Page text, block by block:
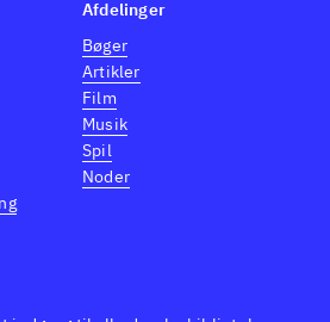
Afdelinger
Bøger
Artikler
Film
Musik
Spil
Noder